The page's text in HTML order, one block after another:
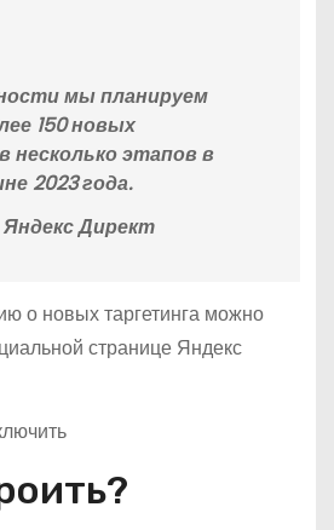
мы планируем
150 новых
несколько этапов в
2023 года.
Директ
о новых таргетинга можно
странице Яндекс